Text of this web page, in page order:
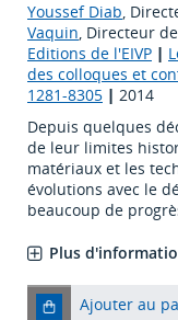
Youssef Diab,
Vaquin, Directeur
Editions de l'EIVP |
des colloques et
1281-8305 | 2014
Depuis quelques
de leur limites
matériaux et les
évolutions avec le
beaucoup de
Plus
Ajouter au